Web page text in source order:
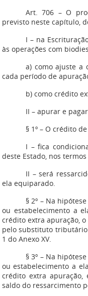
Art. 706 – O
previsto neste capítulo,
I – na
às operações com
a) como ajuste a
cada período de
b) como crédito
II – apurar e
§ 1º – O crédito
I – fica
deste Estado, nos
II – será
ela equiparado.
§ 2º – Na
ou estabelecimento a
crédito extra apuração,
pelo substituto
1 do Anexo XV.
§ 3º – Na
ou estabelecimento a
crédito extra apuração,
saldo do ressarcimento